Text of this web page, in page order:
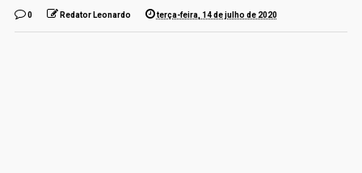
0 Redator Leonardo terça-feira, 14 de julho de 2020